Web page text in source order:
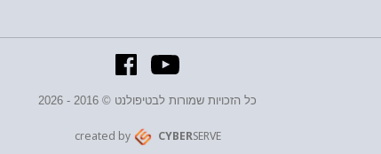
כל הזכויות שמורות לבטיפולנט © 2016 - 2026
created by CYBERSERVE